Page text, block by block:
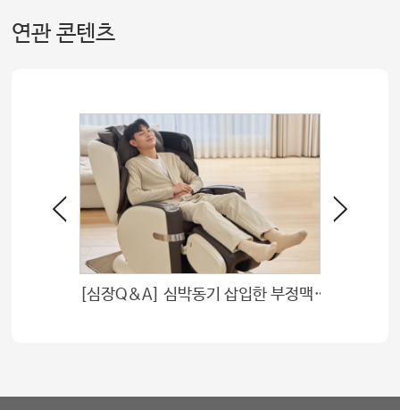
연관 콘텐츠
[심장Q&A] 심박동기 삽입한 부정맥 환자, 안마의자 이용해도 될까?